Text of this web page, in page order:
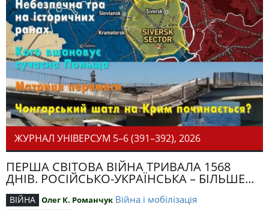
ЖУРНАЛ УНІВЕРСУМ 5–6 (391–392), 2026
ПЕРША СВІТОВА ВІЙНА ТРИВАЛА 1568
ДНІВ. РОСІЙСЬКО-УКРАЇНСЬКА – БІЛЬШЕ...
ВІЙНА Олег К. Романчук Війна і мобілізація